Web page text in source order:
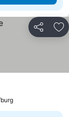
Distribuiți